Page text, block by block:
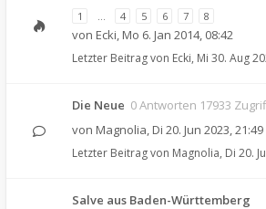
1 … 4 5 6 7 8
von Ecki, Mo 6. Jan 2014, 08:42
Letzter Beitrag von Ecki, Mi 30. Aug
Die Neue 0 Antworten 17933
von Magnolia, Di 20. Jun 2023, 21:49
Letzter Beitrag von Magnolia, Di 20.
Salve aus Baden-Württemberg